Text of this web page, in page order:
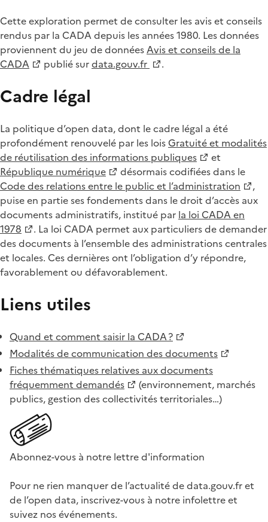
Cette exploration permet de consulter les avis et conseils
rendus par la CADA depuis les années 1980. Les données
proviennent du jeu de donnéesAvis et conseils de la
CADA
publié surdata.gouv.fr .
Cadre légal
La politique d’open data, dont le cadre légal a été
profondément renouvelé par les loisGratuité et modalités
de réutilisation des informations publiques
et
République numérique
désormais codifiées dans le
Code des relations entre le public et l’administration
,
puise en partie ses fondements dans le droit d’accès aux
documents administratifs, institué par la loi CADA en
1978
. La loi CADA permet aux particuliers de demander
des documents à l’ensemble des administrations centrales
et locales. Ces dernières ont l’obligation d’y répondre,
favorablement ou défavorablement.
Liens utiles
Quand et comment saisir la CADA ?
Modalités de communication des documents
Fiches thématiques relatives aux documents
fréquemment demandés
(environnement, marchés
publics, gestion des collectivités territoriales…)
Abonnez-vous à notre lettre d'information
Pour ne rien manquer de l’actualité de data.gouv.fr et
de l’open data, inscrivez-vous à notre infolettre et
suivez nos événements.